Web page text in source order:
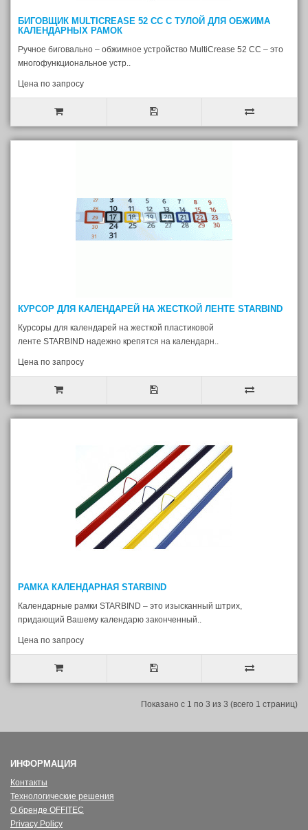
БИГОВЩИК MULTICREASE 52 CC С ТУЛОЙ ДЛЯ ОБЖИМА
КАЛЕНДАРНЫХ РАМОК
Ручное биговально – обжимное устройство MultiCrease 52 CС – это
многофункциональное устр..
Цена по запросу
КУРСОР ДЛЯ КАЛЕНДАРЕЙ НА ЖЕСТКОЙ ЛЕНТЕ STARBIND
Курсоры для календарей на жесткой пластиковой
ленте STARBIND надежно крепятся на календарн..
Цена по запросу
РАМКА КАЛЕНДАРНАЯ STARBIND
Календарные рамки STARBIND – это изысканный штрих,
придающий Вашему календарю законченный..
Цена по запросу
Показано с 1 по 3 из 3 (всего 1 страниц)
ИНФОРМАЦИЯ
Контакты
Технологические решения
О бренде OFFITEC
Privacy Policy